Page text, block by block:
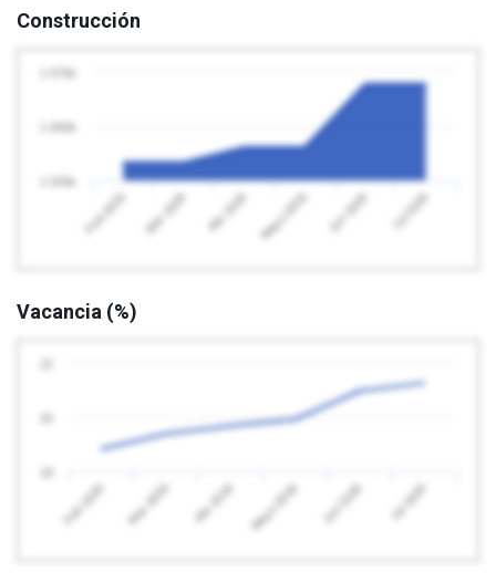
Construcción
Feb 2026 Mar 2026 Abr 2026 Mayo 2026 Jun 2026 Jul 2026
Vacancia (%)
Feb 2026 Mar 2026 Abr 2026 Mayo 2026 Jun 2026 Jul 2026